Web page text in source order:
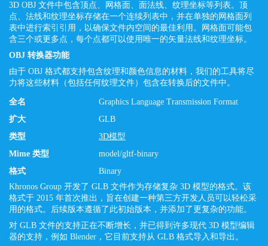
3D OBJ 文件中包含顶点、网格面、面法线、纹理坐标等列表。顶
点、法线和纹理坐标存储在一个连续列表中，并在单独的网格面列
表中进行索引引用，以确保文件内空间的最佳利用。网格面可能包
含三个或更多点，每个点都可以使用唯一的矢量法线和纹理坐标。
OBJ 转换器功能
由于 OBJ 格式都支持包含纹理和颜色信息的材料，我们的工具将尽
力将这些材料（包括任何纹理文件）包含在转换后的文件中。
全名
Graphics Language Transmission Format
扩大
GLB
类型
3D模型
Mime 类型
model/gltf-binary
格式
Binary
Khronos Group 开发了 GLB 文件作为存储复杂 3D 模型的格式。该
格式于 2015 年首次推出，旨在创建一种第三方开发人员可以轻松采
用的格式。后续版本遵循了此初始版本，并添加了更复杂的功能。
对 GLB 文件的支持正在不断增长，并已得到许多现代 3D 模型编辑
器的支持，例如 Blender，它目前支持从 GLB 格式导入和导出。